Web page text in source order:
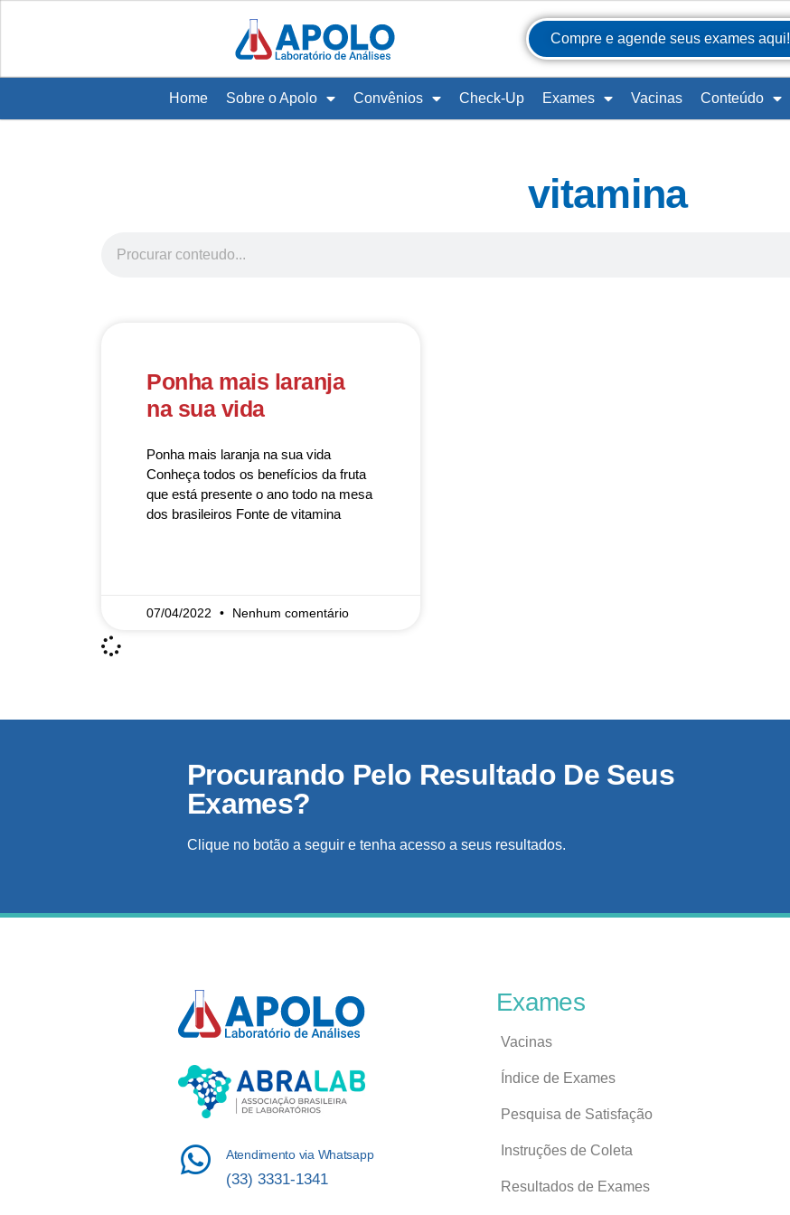
Compre e agende seus exames aqui!
Home Sobre o Apolo Convênios Check-Up Exames Vacinas Conteúdo
vitamina
Ponha mais laranja
na sua vida
Ponha mais laranja na sua vida
Conheça todos os benefícios da fruta
que está presente o ano todo na mesa
dos brasileiros Fonte de vitamina
07/04/2022 Nenhum comentário
Procurando Pelo Resultado De Seus
Exames?
Clique no botão a seguir e tenha acesso a seus resultados.
Atendimento via Whatsapp
(33) 3331-1341
Exames
Vacinas
Índice de Exames
Pesquisa de Satisfação
Instruções de Coleta
Resultados de Exames